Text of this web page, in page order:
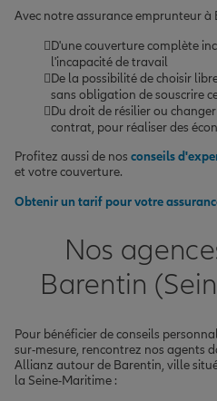
Avec notre assurance emprunteur à
D'une couverture complète
l'incapacité de travail
De la possibilité de choisir
sans obligation de souscrire
Du droit de résilier ou
contrat, pour réaliser des
Profitez aussi de nos conseils
et votre couverture.
Obtenir un tarif pour votre
Nos
Barentin
Pour bénéficier de conseils
sur-mesure, rencontrez nos agents
Allianz autour de Barentin, ville
la Seine-Maritime :